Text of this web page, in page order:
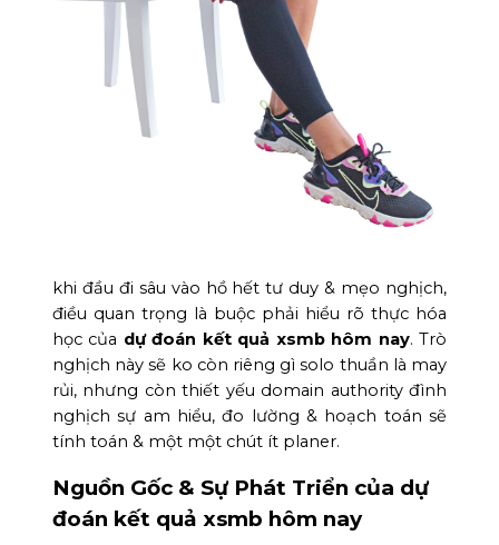
khi đầu đi sâu vào hồ hết tư duy & mẹo nghịch,
điều quan trọng là buộc phải hiểu rõ thực hóa
học của dự đoán kết quả xsmb hôm nay. Trò
nghịch này sẽ ko còn riêng gì solo thuần là may
rủi, nhưng còn thiết yếu domain authority đình
nghịch sự am hiểu, đo lường & hoạch toán sẽ
tính toán & một một chút ít planer.
Nguồn Gốc & Sự Phát Triển của dự
đoán kết quả xsmb hôm nay